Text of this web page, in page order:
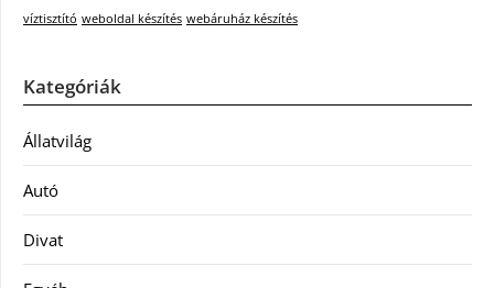
víztisztító weboldal készítés webáruház készítés
Kategóriák
Állatvilág
Autó
Divat